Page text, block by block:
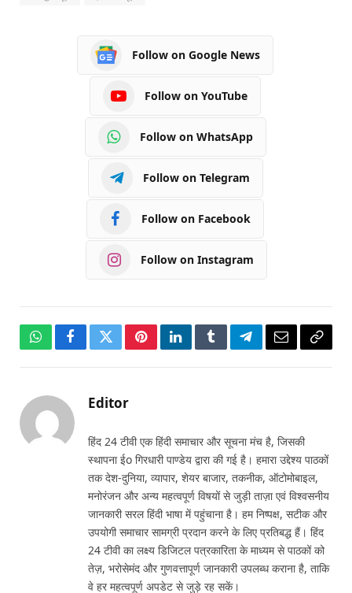
Follow on Google News
Follow on YouTube
Follow on WhatsApp
Follow on Telegram
Follow on Facebook
Follow on Instagram
WhatsAppFacebookTwitterPinterestLinkedInTumblrTelegramEmailCopy
Editor
हिंद 24 टीवी एक हिंदी समाचार और सूचना मंच है, जिसकी
स्थापना ईo गिरधारी पाण्डेय द्वारा की गई है। हमारा उद्देश्य पाठकों
तक देश-दुनिया, व्यापार, शेयर बाजार, तकनीक, ऑटोमोबाइल,
मनोरंजन और अन्य महत्वपूर्ण विषयों से जुड़ी ताज़ा एवं विश्वसनीय
जानकारी सरल हिंदी भाषा में पहुंचाना है। हम निष्पक्ष, सटीक और
उपयोगी समाचार सामग्री प्रदान करने के लिए प्रतिबद्ध हैं। हिंद
24 टीवी का लक्ष्य डिजिटल पत्रकारिता के माध्यम से पाठकों को
तेज़, भरोसेमंद और गुणवत्तापूर्ण जानकारी उपलब्ध कराना है, ताकि
वे हर महत्वपूर्ण अपडेट से जुड़े रह सकें।